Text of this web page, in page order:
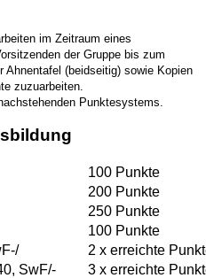
im Zeitraum eines
der Gruppe bis zum
Ahnentafel (beidseitig) sowie Kopien
zuzuarbeiten.
Punktesystems.
100 Punkte
200 Punkte
250 Punkte
100 Punkte
2 x erreichte
SwF/-
3 x erreichte